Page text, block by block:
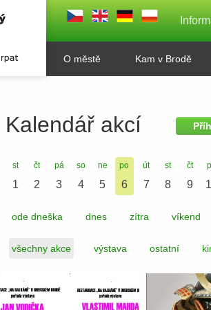
O městě Kam v Brodě
Kalendář akcí
st
1
čt
2
pá
3
so
4
ne
5
po
6
út
7
st
8
čt
9
ode dneška dnes zítra víkend
všechny akce výstava ostatní